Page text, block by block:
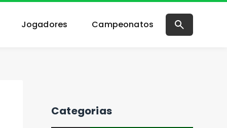
Jogadores Campeonatos
Categorias